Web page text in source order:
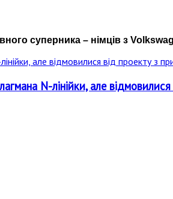
суперника – німців з
N-лінійки, але